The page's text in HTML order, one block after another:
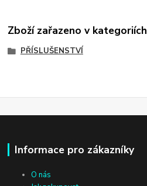
Zboží zařazeno v kategoriích
PŘÍSLUŠENSTVÍ
Informace pro zákazníky
O nás